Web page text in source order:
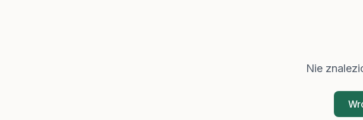
Nie